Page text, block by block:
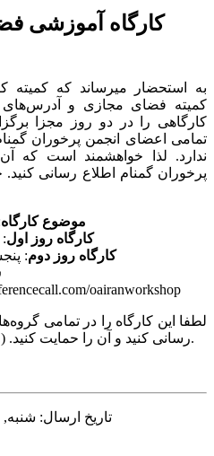
کارگاه آموزشی
به استحضار میرساند که کمیته
کمیته فضای مجازی و آدرس‌های
کارگاهی را در دو روز مجزا
تمامی اعضای انجمن پرخوران
ندارد. لذا خواهشمند است که
پرخوران گمنام اطلاع رسانی
موضوع کارگاه
کارگاه روز اول:
کارگاه روز دوم: پنجشنبه ۴
oairanworkshop
لطفا این کارگاه را در تمامی
رسانی کنید و آن را حمایت کنید. (ورود برای تمام افراد آزاد است).
تاریخ ارسال: شنبه, 23 مرداد 1400 - 14:33:35